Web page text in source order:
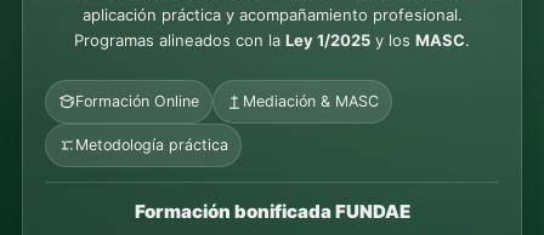
aplicación práctica y acompañamiento profesional.
Programas alineados con la Ley 1/2025 y los MASC.
Formación Online Mediación & MASC
Metodología práctica
Formación bonificada FUNDAE